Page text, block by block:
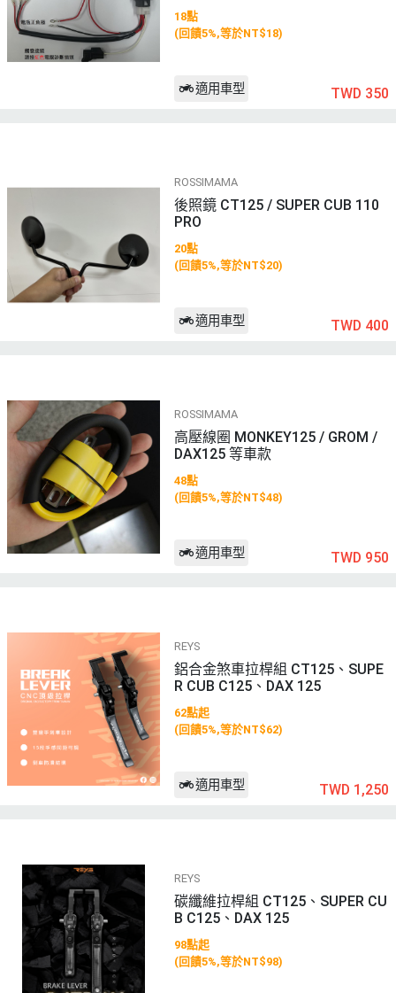
18點
(回饋5%,等於NT$18)
適用車型 TWD 350
ROSSIMAMA
後照鏡 CT125 / SUPER CUB 110
PRO
20點
(回饋5%,等於NT$20)
適用車型 TWD 400
ROSSIMAMA
高壓線圈 MONKEY125 / GROM /
DAX125 等車款
48點
(回饋5%,等於NT$48)
適用車型 TWD 950
REYS
鋁合金煞車拉桿組 CT125、SUPE
R CUB C125、DAX 125
62點起
(回饋5%,等於NT$62)
適用車型 TWD 1,250
REYS
碳纖維拉桿組 CT125、SUPER CU
B C125、DAX 125
98點起
(回饋5%,等於NT$98)